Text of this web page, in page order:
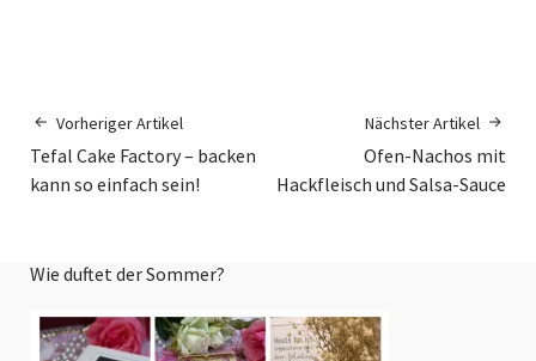
Vorheriger Artikel
Tefal Cake Factory – backen
kann so einfach sein!
Nächster Artikel
Ofen-Nachos mit
Hackfleisch und Salsa-Sauce
Wie duftet der Sommer?